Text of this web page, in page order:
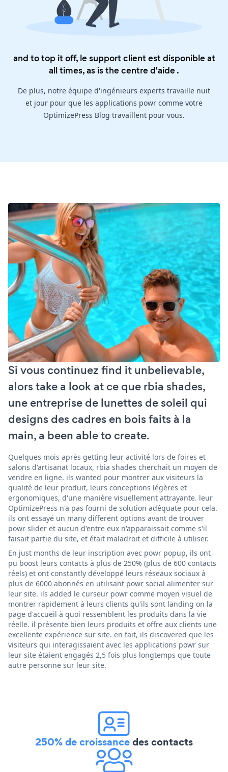
and to top it off, le support client est disponible at
all times, as is thecentre d'aide.
De plus, notre équipe d'ingénieurs experts travaille nuit
et jour pour que les applications powr comme votre
OptimizePress Blog travaillent pour vous.
Si vous continuez find it unbelievable,
alors take a look at ce que rbia shades,
une entreprise de lunettes de soleil qui
designs des cadres en bois faits à la
main, a been able to create.
Quelques mois après getting leur activité lors de foires et
salons d'artisanat locaux, rbia shades cherchait un moyen de
vendre en ligne. ils wanted pour montrer aux visiteurs la
qualité de leur produit, leurs conceptions légères et
ergonomiques, d'une manière visuellement attrayante. leur
OptimizePress n'a pas fourni de solution adéquate pour cela.
ils ont essayé un many different options avant de trouver
powr slider et aucun d'entre eux n'apparaissait comme s'il
faisait partie du site, et était maladroit et difficile à utiliser.
En just months de leur inscription avec powr popup, ils ont
pu boost leurs contacts à plus de 250% (plus de 600 contacts
réels) et ont constantly développé leurs réseaux sociaux à
plus de 6000 abonnés en utilisant powr social alimenter sur
leur site. ils added le curseur powr comme moyen visuel de
montrer rapidement à leurs clients qu'ils sont landing on la
page d'accueil à quoi ressemblent les produits dans la vie
réelle. il présente bien leurs produits et offre aux clients une
excellente expérience sur site. en fait, ils discovered que les
visiteurs qui interagissaient avec les applications powr sur
leur site étaient engagés 2,5 fois plus longtemps que toute
autre personne sur leur site.
250% de croissancedes contacts